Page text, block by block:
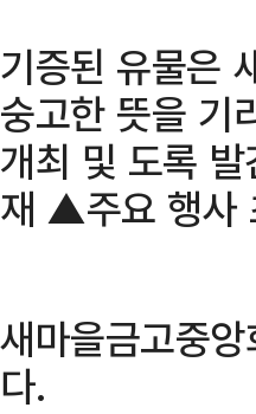
기증된 유물은
숭고한 뜻을
개최 및 도록
재 ▲주요 행사
새마을금고중
다.